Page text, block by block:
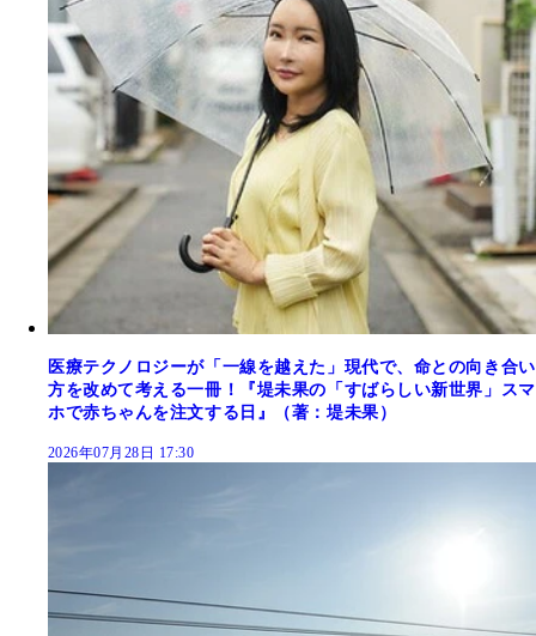
医療テクノロジーが「一線を越えた」現代で、命との向き合い
方を改めて考える一冊！『堤未果の「すばらしい新世界」スマ
ホで赤ちゃんを注文する日』（著：堤未果）
2026年07月28日 17:30